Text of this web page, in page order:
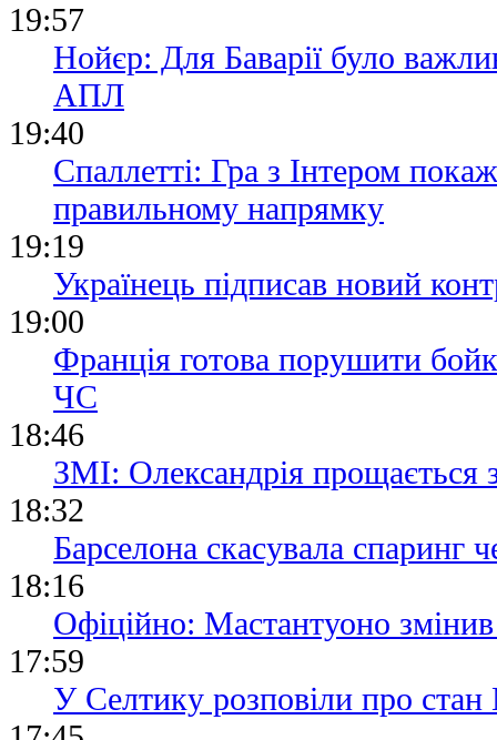
19:57
Нойєр: Для Баварії було
АПЛ
19:40
Спаллетті: Гра з Інтером
правильному напрямку
19:19
Українець підписав новий
19:00
Франція готова порушити
ЧС
18:46
ЗМІ: Олександрія прощається
18:32
Барселона скасувала спаринг
18:16
Офіційно: Мастантуоно
17:59
У Селтику розповіли про стан